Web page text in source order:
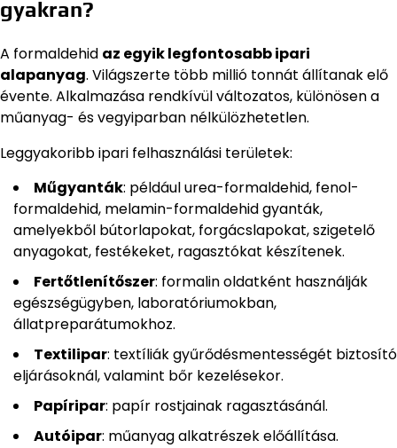
gyakran?
A formaldehid az egyik legfontosabb ipari
alapanyag. Világszerte több millió tonnát állítanak elő
évente. Alkalmazása rendkívül változatos, különösen a
műanyag- és vegyiparban nélkülözhetetlen.
Leggyakoribb ipari felhasználási területek:
Műgyanták: például urea-formaldehid, fenol-
formaldehid, melamin-formaldehid gyanták,
amelyekből bútorlapokat, forgácslapokat, szigetelő
anyagokat, festékeket, ragasztókat készítenek.
Fertőtlenítőszer: formalin oldatként használják
egészségügyben, laboratóriumokban,
állatpreparátumokhoz.
Textilipar: textíliák gyűrődésmentességét biztosító
eljárásoknál, valamint bőr kezelésekor.
Papíripar: papír rostjainak ragasztásánál.
Autóipar: műanyag alkatrészek előállítása.